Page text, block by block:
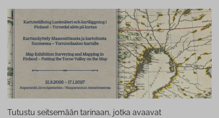
Tutustu seitsemään tarinaan, jotka avaavat